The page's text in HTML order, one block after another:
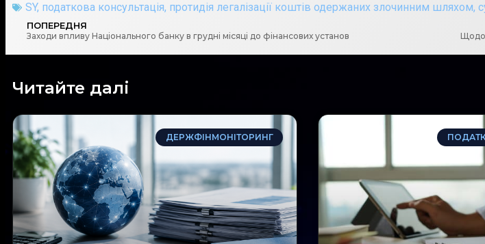
SY, податкова консультація, протидія легалізації коштів одержаних злочинним шляхом,
ПОПЕРЕДНЯ
Заходи впливу Національного банку в грудні місяці до фінансових установ
Читайте далі
ДЕРЖФІНМОНІТОРИНГ